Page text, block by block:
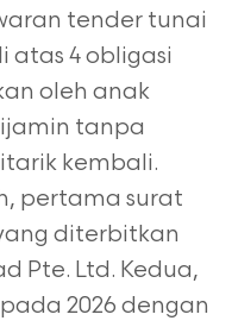
tender tunai
atas 4 obligasi
oleh anak
tanpa
kembali.
pertama surat
diterbitkan
Pte. Ltd. Kedua,
2026 dengan